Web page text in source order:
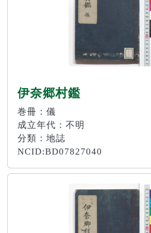
伊奈郷村鑑
巻冊：儀
成立年代：不明
分類：地誌
NCID:BD07827040